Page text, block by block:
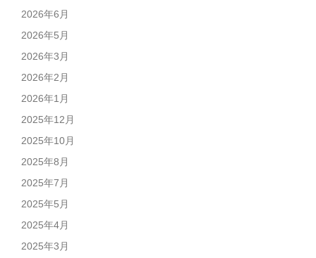
2026年6月
2026年5月
2026年3月
2026年2月
2026年1月
2025年12月
2025年10月
2025年8月
2025年7月
2025年5月
2025年4月
2025年3月